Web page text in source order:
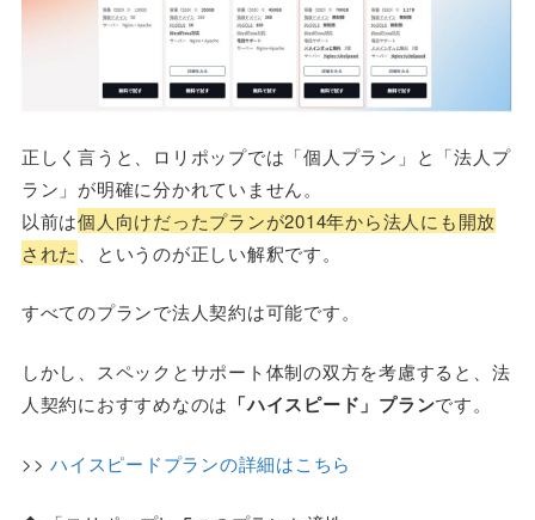
正しく言うと、ロリポップでは「個人プラン」と「法人プ
ラン」が明確に分かれていません。
以前は個人向けだったプランが2014年から法人にも開放
された
、というのが正しい解釈です。
すべてのプランで法人契約は可能です。
しかし、スペックとサポート体制の双方を考慮すると、法
人契約におすすめなのは 「ハイスピード」プランです。
>>ハイスピードプランの詳細はこちら